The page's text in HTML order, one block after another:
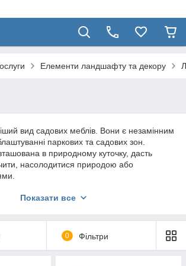
Елементи ландшафту та декору
вид садових меблів. Вони є незамінним
паркових та садових зон.
в природному куточку, дасть
насолодитися природою або
своїм виглядом ландшафтний
мистецтва, а інші органічно вписуються
(нічим не виділяючись, вони є
Показати все
0 Фільтри